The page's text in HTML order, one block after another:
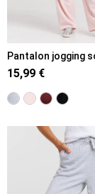
Pantalon jogging
femme
15,99 €